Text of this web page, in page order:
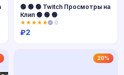
🟢 🟢 🟢 Twitch Просмотры на
Клип 🟢 🟢 🟢
★★★★★ 0
₽2
20%